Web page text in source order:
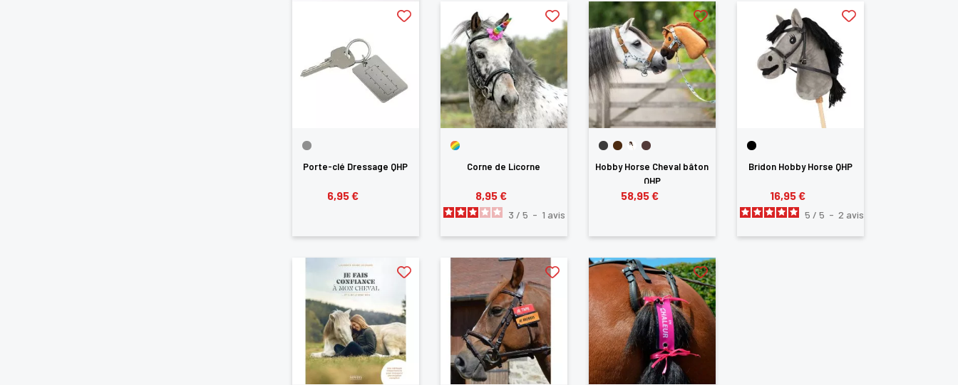
Porte-clé Dressage QHP
6,95 €
Corne de Licorne
8,95 €
3 / 5 - 1 avis
Hobby Horse Cheval bâton
QHP
58,95 €
Bridon Hobby Horse QHP
16,95 €
5 / 5 - 2 avis
Vous devez être connecté pour enregistrer des produits dans votre liste
ANNULER SE CONNECTER